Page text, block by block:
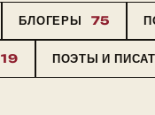
БЛОГЕРЫ 75
19 ПОЭТЫ И